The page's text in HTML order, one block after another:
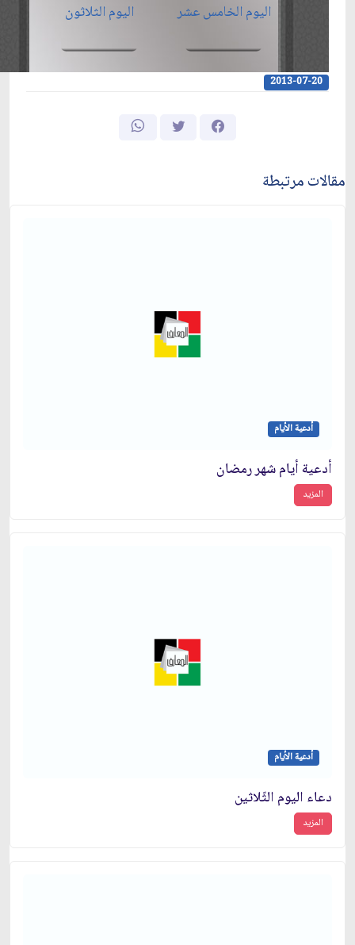
اليوم الخامس عشر اليوم الثلاثون
2013-07-20
مقالات مرتبطة
أدعية الأيام
أدعية أيام شهر رمضان
المزيد
أدعية الأيام
دعاء اليوم الثّلاثين
المزيد